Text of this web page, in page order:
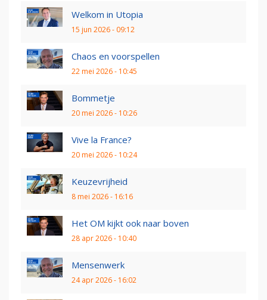
Welkom in Utopia
15 jun 2026 - 09:12
Chaos en voorspellen
22 mei 2026 - 10:45
Bommetje
20 mei 2026 - 10:26
Vive la France?
20 mei 2026 - 10:24
Keuzevrijheid
8 mei 2026 - 16:16
Het OM kijkt ook naar boven
28 apr 2026 - 10:40
Mensenwerk
24 apr 2026 - 16:02